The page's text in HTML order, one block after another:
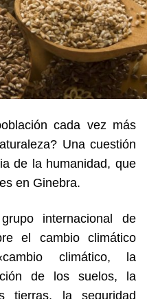
cada vez más
Una cuestión
de la humanidad, que
en Ginebra.
internacional de
el cambio climático
climático, la
de los suelos, la
tierras, la seguridad